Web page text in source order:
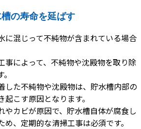
の寿命を延ばす
に混じって不純物が含まれている場合
事によって、不純物や沈殿物を取り除
した不純物や沈殿物は、貯水槽内部の
こす原因となります。
やカビが原因で、貯水槽自体が腐食し
、定期的な清掃工事は必須です。